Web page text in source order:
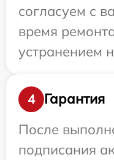
согласуем с
время
устранением
4
Гарантия
После
подписания